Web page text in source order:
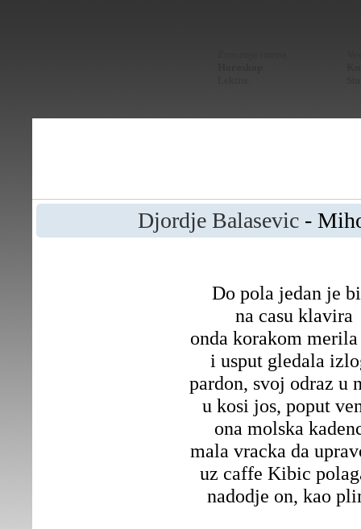
Djordje Balasevic-
Do pola jedan je
na casu klavira
onda korakom
i usput gledala
pardon, svoj odraz u
u kosi jos, poput
ona molska
mala vracka da
uz caffe Kibic
nadodje on, kao